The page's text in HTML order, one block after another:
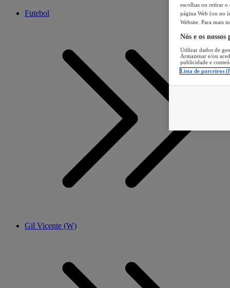
Futebol
Gil Vicente (W)
escolhas ou retirar
página Web (ou no
Website. Para mais
Nós e os
Utilizar dados de
Armazenar e/ou
publicidade e
Lista de parceiros